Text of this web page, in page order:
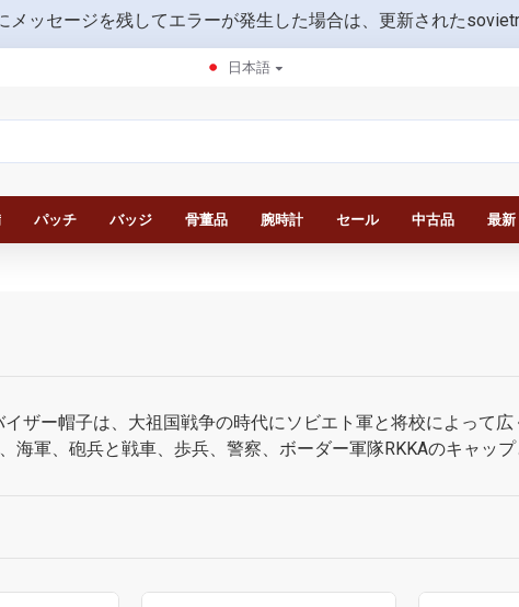
メッセージを残してエラーが発生した場合は、更新された
日本語
パッチ バッジ 骨董品 腕時計 セール 中古品 最新
ザー帽子は、大祖国戦争の時代にソビエト軍と将校によって
海軍、砲兵と戦車、歩兵、警察、ボーダー軍隊RKKAのキャッ